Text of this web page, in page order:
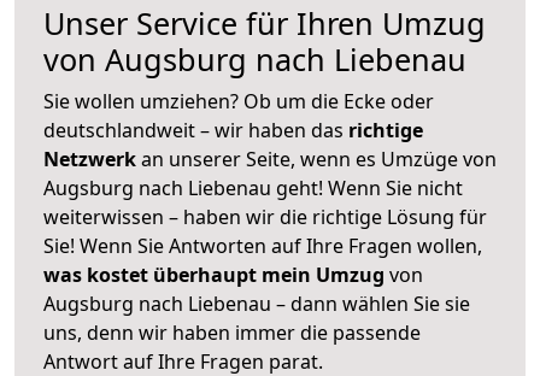
Unser Service für Ihren Umzug
von Augsburg nach Liebenau
Sie wollen umziehen? Ob um die Ecke oder
deutschlandweit – wir haben das richtige
Netzwerkan unserer Seite, wenn es Umzüge von
Augsburg nach Liebenau geht! Wenn Sie nicht
weiterwissen – haben wir die richtige Lösung für
Sie! Wenn Sie Antworten auf Ihre Fragen wollen,
was kostet überhaupt mein Umzug von
Augsburg nach Liebenau – dann wählen Sie sie
uns, denn wir haben immer die passende
Antwort auf Ihre Fragen parat.